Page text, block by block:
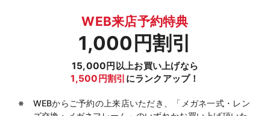
WEB来店予約特典
1,000円割引
15,000円以上お買い上げなら
1,500円割引 にランクアップ！
WEBからご予約の上来店いただき、「メガネ一式・レン